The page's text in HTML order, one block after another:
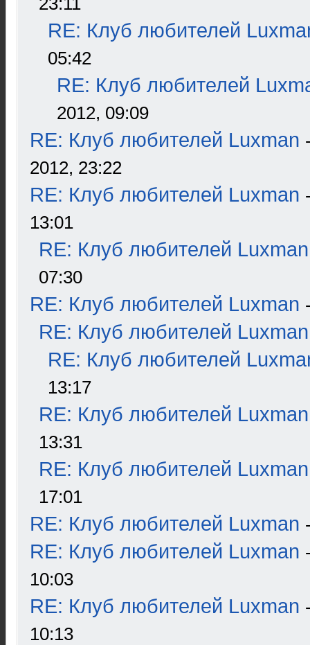
RE: Клуб любителей
05:42
RE: Клуб любителей
2012, 09:09
RE: Клуб любителей Luxman
2012, 23:22
RE: Клуб любителей Luxman
13:01
RE: Клуб любителей Luxman
07:30
RE: Клуб любителей Luxman
RE: Клуб любителей Luxman
RE: Клуб любителей
13:17
RE: Клуб любителей Luxman
13:31
RE: Клуб любителей Luxman
17:01
RE: Клуб любителей Luxman
RE: Клуб любителей Luxman
10:03
RE: Клуб любителей Luxman
10:13